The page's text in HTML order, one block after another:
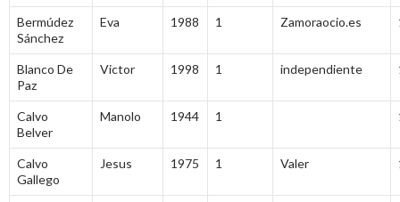
Bermúdez
Sánchez
Eva 1988 1 Zamoraocio.es
Blanco De
Paz
Victor 1998 1 independiente
Calvo
Belver
Manolo 1944 1
Calvo
Gallego
Jesus 1975 1 Valer